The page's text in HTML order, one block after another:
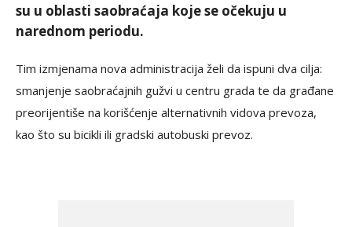
su u oblasti saobraćaja koje se očekuju u
narednom periodu.
Tim izmjenama nova administracija želi da ispuni dva cilja:
smanjenje saobraćajnih gužvi u centru grada te da građane
preorijentiše na korišćenje alternativnih vidova prevoza,
kao što su bicikli ili gradski autobuski prevoz.